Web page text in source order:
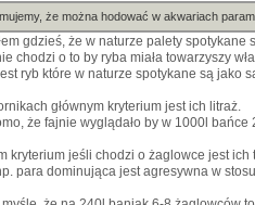
że można hodować w akwariach
gdzieś, że w naturze palety
chodzi o to by ryba miała towarzyszy
ryb które w naturze spotykane są jako
głównym kryterium jest ich litraż.
że fajnie wyglądało by w 1000l
kryterium jeśli chodzi o żaglowce jest ich
para dominująca jest agresywna w